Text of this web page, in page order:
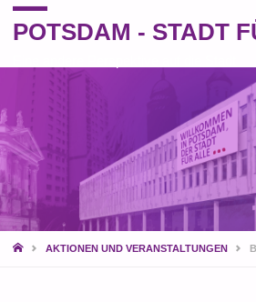
POTSDAM - STADT
STARTAKTIONEN UND VERANSTALTUNGEN